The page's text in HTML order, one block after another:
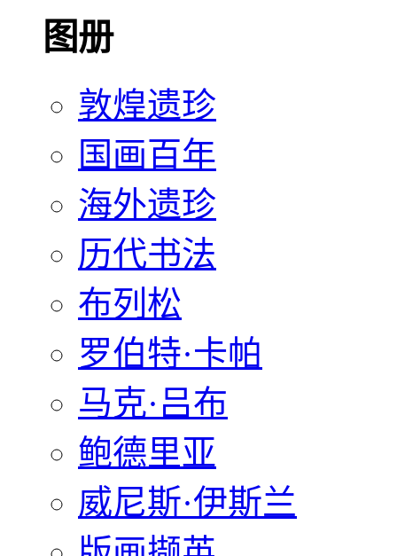
图册
敦煌遗珍
国画百年
海外遗珍
历代书法
布列松
罗伯特·卡帕
马克·吕布
鲍德里亚
威尼斯·伊斯兰